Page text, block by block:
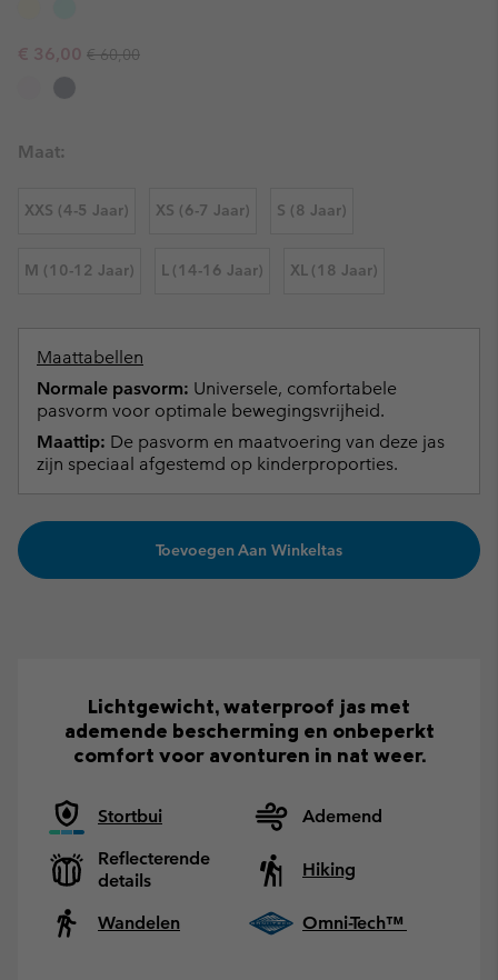
Sale price:
€ 36,00 Regular price:
€ 60,00
Maat:
XXS (4-5 Jaar) XS (6-7 Jaar) S (8 Jaar)
M (10-12 Jaar) L (14-16 Jaar) XL (18 Jaar)
Maattabellen
Normale pasvorm: Universele, comfortabele
pasvorm voor optimale bewegingsvrijheid.
Maattip: De pasvorm en maatvoering van deze jas
zijn speciaal afgestemd op kinderproporties.
Toevoegen Aan Winkeltas
Lichtgewicht, waterproof jas met
ademende bescherming en onbeperkt
comfort voor avonturen in nat weer.
Stortbui
Ademend
Reflecterende
details
Hiking
Wandelen Omni-Tech™